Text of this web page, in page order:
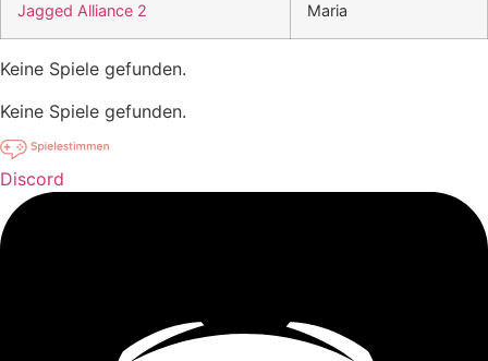
Jagged Alliance 2 Maria
Keine Spiele gefunden.
Keine Spiele gefunden.
Discord